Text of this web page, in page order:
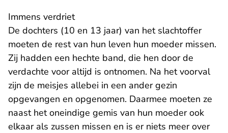
Immens verdriet
De dochters (10 en 13 jaar) van het slachtoffer
moeten de rest van hun leven hun moeder missen.
Zij hadden een hechte band, die hen door de
verdachte voor altijd is ontnomen. Na het voorval
zijn de meisjes allebei in een ander gezin
opgevangen en opgenomen. Daarmee moeten ze
naast het oneindige gemis van hun moeder ook
elkaar als zussen missen en is er niets meer over